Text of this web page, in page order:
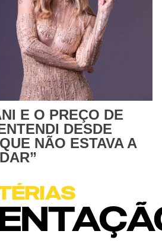
E O PREÇO DE
DESDE
NÃO ESTAVA A